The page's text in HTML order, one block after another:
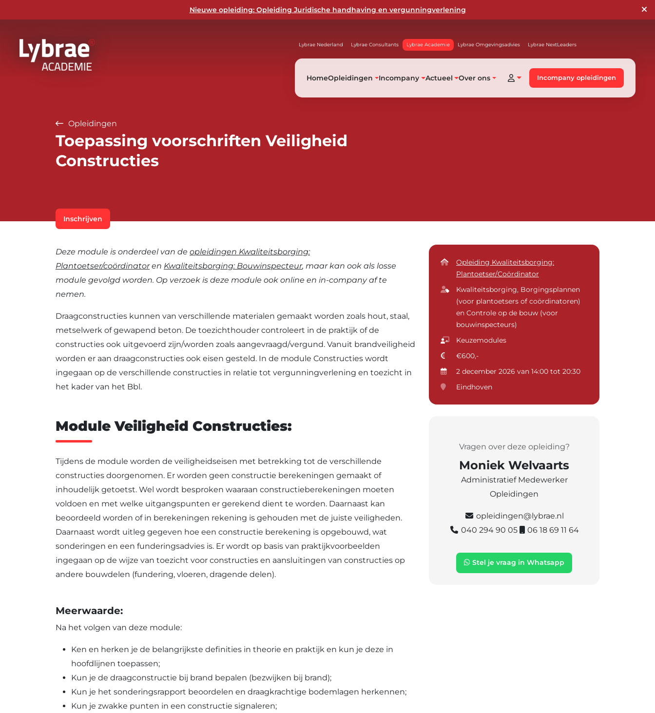
Nieuwe opleiding: Opleiding Juridische handhaving en vergunningverlening
Lybrae Nederland Lybrae Consultants Lybrae Academie Lybrae Omgevingsadvies Lybrae NextLeaders
HomeOpleidingen Incompany Actueel Over ons Incompany opleidingen
Opleidingen
Toepassing voorschriften Veiligheid
Constructies
Inschrijven
Deze module is onderdeel van de opleidingen Kwaliteitsborging:
Plantoetser/coördinatoren Kwaliteitsborging: Bouwinspecteur, maar kan ook als losse
module gevolgd worden. Op verzoek is deze module ook online en in-company af te
nemen.
Draagconstructies kunnen van verschillende materialen gemaakt worden zoals hout, staal,
metselwerk of gewapend beton. De toezichthouder controleert in de praktijk of de
constructies ook uitgevoerd zijn/worden zoals aangevraagd/vergund. Vanuit brandveiligheid
worden er aan draagconstructies ook eisen gesteld. In de module Constructies wordt
ingegaan op de verschillende constructies in relatie tot vergunningverlening en toezicht in
het kader van het Bbl.
Module Veiligheid Constructies:
Tijdens de module worden de veiligheidseisen met betrekking tot de verschillende
constructies doorgenomen. Er worden geen constructie berekeningen gemaakt of
inhoudelijk getoetst. Wel wordt besproken waaraan constructieberekeningen moeten
voldoen en met welke uitgangspunten er gerekend dient te worden. Daarnaast kan
beoordeeld worden of in berekeningen rekening is gehouden met de juiste veiligheden.
Daarnaast wordt uitleg gegeven hoe een constructie berekening is opgebouwd, wat
sonderingen en een funderingsadvies is. Er wordt op basis van praktijkvoorbeelden
ingegaan op de wijze van toezicht voor constructies en aansluitingen van constructies op
andere bouwdelen (fundering, vloeren, dragende delen).
Meerwaarde:
Na het volgen van deze module:
Ken en herken je de belangrijkste definities in theorie en praktijk en kun je deze in
hoofdlijnen toepassen;
Kun je de draagconstructie bij brand bepalen (bezwijken bij brand);
Kun je het sonderingsrapport beoordelen en draagkrachtige bodemlagen herkennen;
Kun je zwakke punten in een constructie signaleren;
Opleiding Kwaliteitsborging:
Plantoetser/Coördinator
Kwaliteitsborging, Borgingsplannen
(voor plantoetsers of coördinatoren)
en Controle op de bouw (voor
bouwinspecteurs)
Keuzemodules
€600,-
2 december 2026 van 14:00 tot 20:30
Eindhoven
Vragen over deze opleiding?
Moniek Welvaarts
Administratief Medewerker
Opleidingen
opleidingen@lybrae.nl
040 294 90 05
06 18 69 11 64
Stel je vraag in Whatsapp